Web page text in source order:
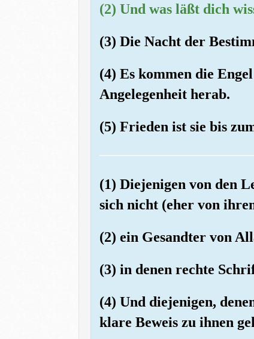
(2) Und was läßt dich
(3) Die Nacht der
(4) Es kommen die
Angelegenheit herab.
(5) Frieden ist sie bis
(1) Diejenigen von den
sich nicht (eher von
(2) ein Gesandter von
(3) in denen rechte
(4) Und diejenigen,
klare Beweis zu ihnen